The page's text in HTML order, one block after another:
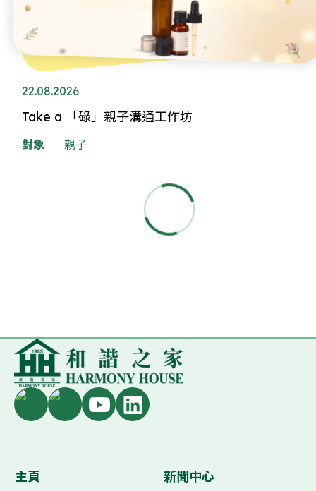
22.08.2026
Take a 「碌」親子溝通工作坊
對象 親子
主頁 新聞中心